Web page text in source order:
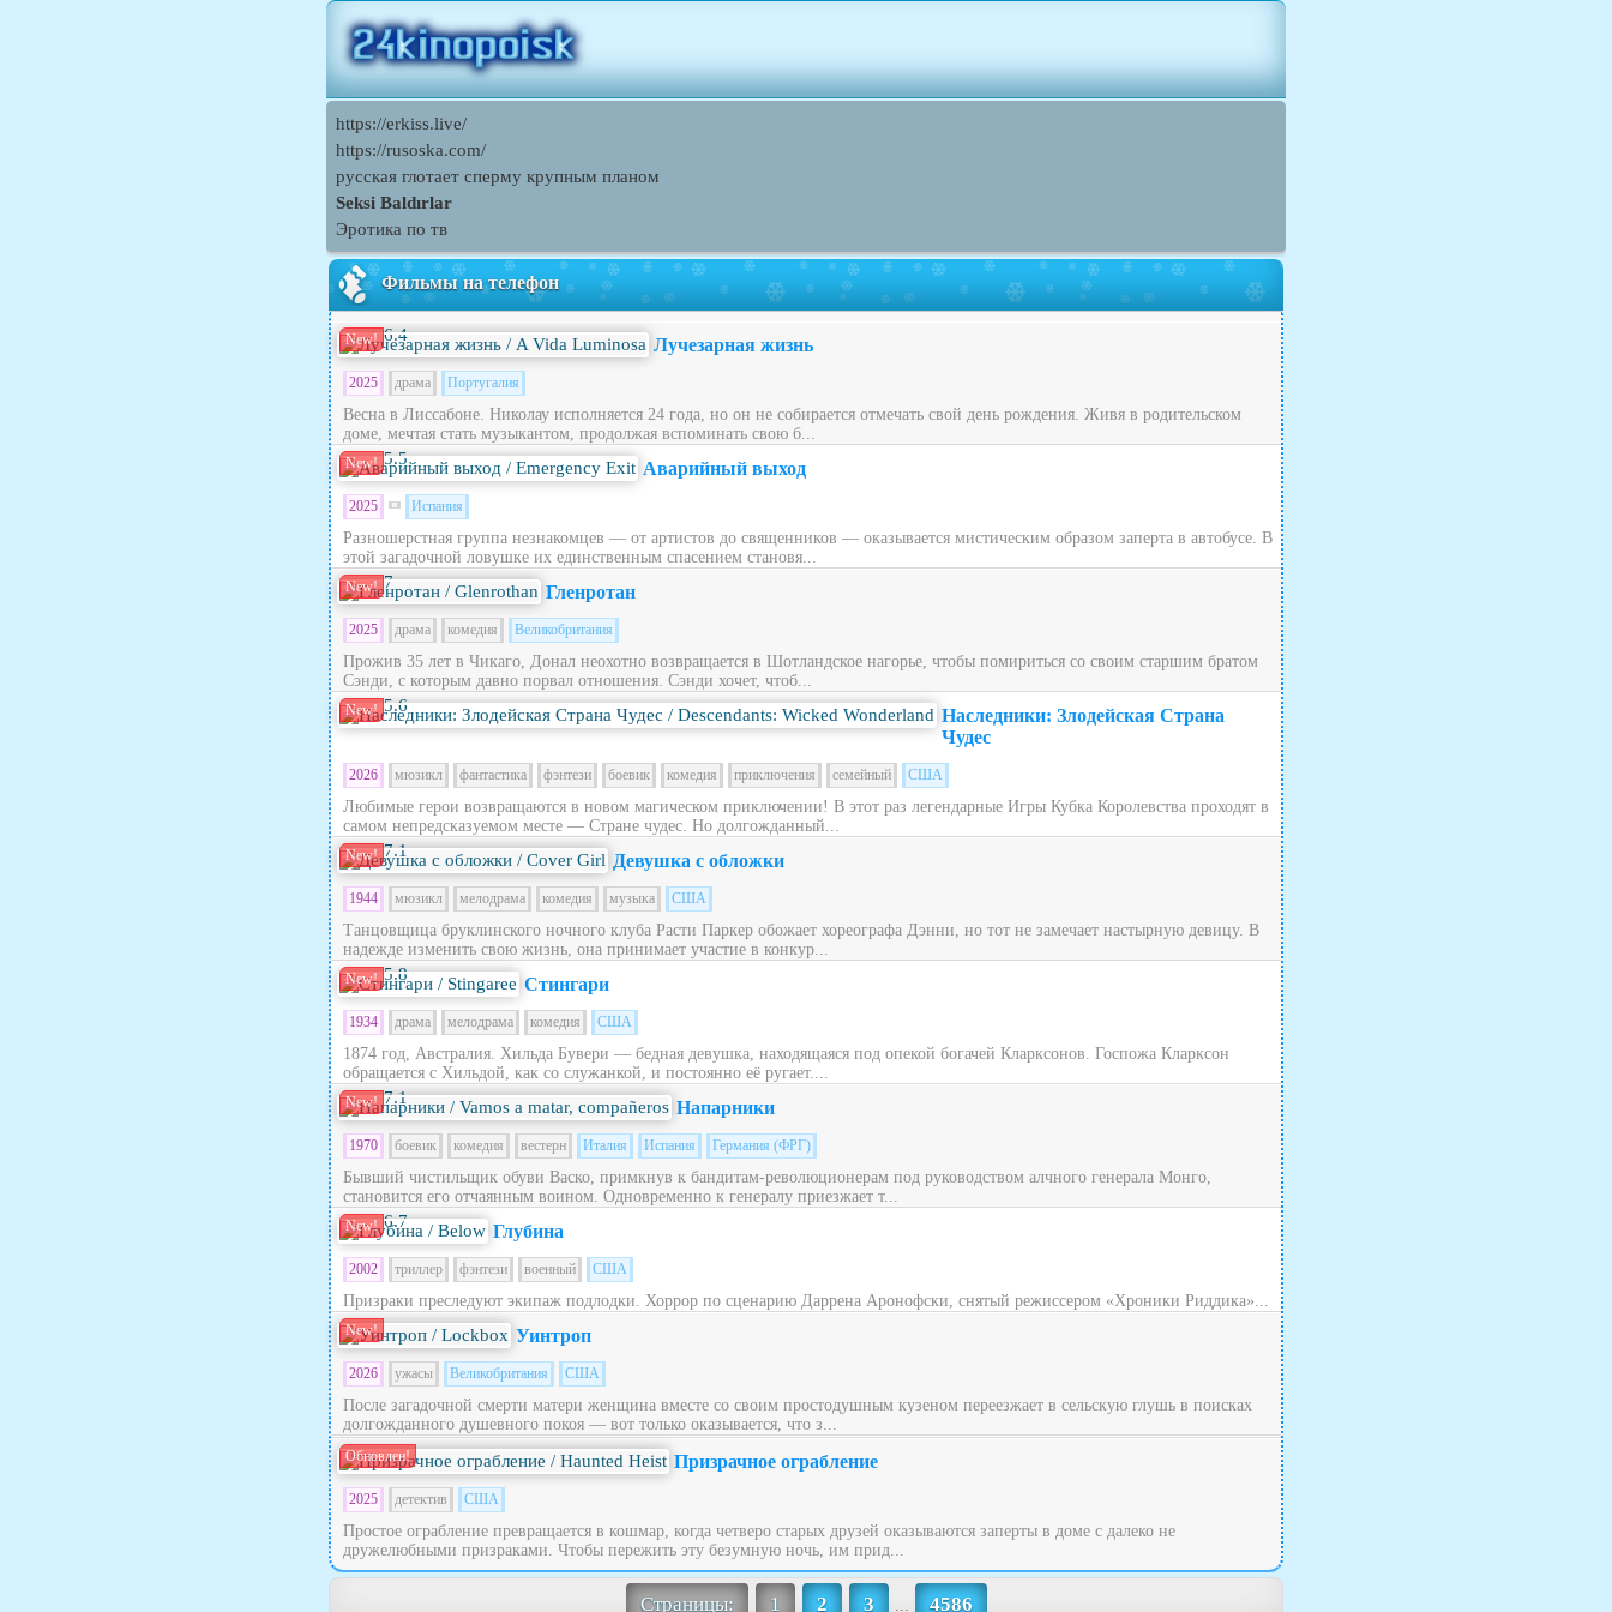
https://erkiss.live/
https://rusoska.com/
русская глотает сперму крупным планом
Seksi Baldırlar
Эротика по тв
Фильмы на телефон
New! 6.4 Лучезарная жизнь
2025 драма Португалия
Весна в Лиссабоне. Николау исполняется 24 года, но он не собирается отмечать свой день рождения. Живя в родительском
доме, мечтая стать музыкантом, продолжая вспоминать свою б...
New! 5.5 Аварийный выход
2025 Испания
Разношерстная группа незнакомцев — от артистов до священников — оказывается мистическим образом заперта в автобусе. В
этой загадочной ловушке их единственным спасением становя...
New! 7 Гленротан
2025 драма комедия Великобритания
Прожив 35 лет в Чикаго, Донал неохотно возвращается в Шотландское нагорье, чтобы помириться со своим старшим братом
Сэнди, с которым давно порвал отношения. Сэнди хочет, чтоб...
New! 5.6
Наследники: Злодейская Страна
Чудес
2026 мюзикл фантастика фэнтези боевик комедия приключения семейный США
Любимые герои возвращаются в новом магическом приключении! В этот раз легендарные Игры Кубка Королевства проходят в
самом непредсказуемом месте — Стране чудес. Но долгожданный...
New! 7.1 Девушка с обложки
1944 мюзикл мелодрама комедия музыка США
Танцовщица бруклинского ночного клуба Расти Паркер обожает хореографа Дэнни, но тот не замечает настырную девицу. В
надежде изменить свою жизнь, она принимает участие в конкур...
New! 5.8 Стингари
1934 драма мелодрама комедия США
1874 год, Австралия. Хильда Бувери — бедная девушка, находящаяся под опекой богачей Кларксонов. Госпожа Кларксон
обращается с Хильдой, как со служанкой, и постоянно её ругает....
New! 7.1 Напарники
1970 боевик комедия вестерн Италия Испания Германия (ФРГ)
Бывший чистильщик обуви Васко, примкнув к бандитам-революционерам под руководством алчного генерала Монго,
становится его отчаянным воином. Одновременно к генералу приезжает т...
New! 6.7 Глубина
2002 триллер фэнтези военный США
Призраки преследуют экипаж подлодки. Хоррор по сценарию Даррена Аронофски, снятый режиссером «Хроники Риддика»...
New! Уинтроп
2026 ужасы Великобритания США
После загадочной смерти матери женщина вместе со своим простодушным кузеном переезжает в сельскую глушь в поисках
долгожданного душевного покоя — вот только оказывается, что з...
Обновлен! Призрачное ограбление
2025 детектив США
Простое ограбление превращается в кошмар, когда четверо старых друзей оказываются заперты в доме с далеко не
дружелюбными призраками. Чтобы пережить эту безумную ночь, им прид...
Страницы: 1 2 3 ... 4586